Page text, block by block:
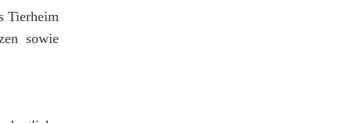
Tierheim
sowie